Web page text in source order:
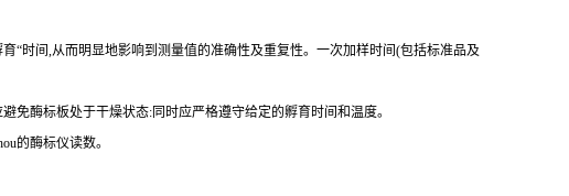
“时间 ,从而明显地影响到测量值的准确性及重复性。 一次加样时间 (包括标准品及
免酶标板处于干燥状态: 同时应严格遵守给定的孵育时间和温度。
的酶标仪读数。